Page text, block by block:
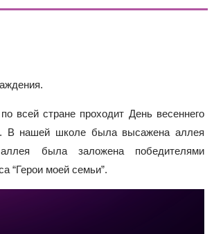
всей стране проходит День весеннего
В нашей школе была высажена аллея
была заложена победителями
“Герои моей семьи”.